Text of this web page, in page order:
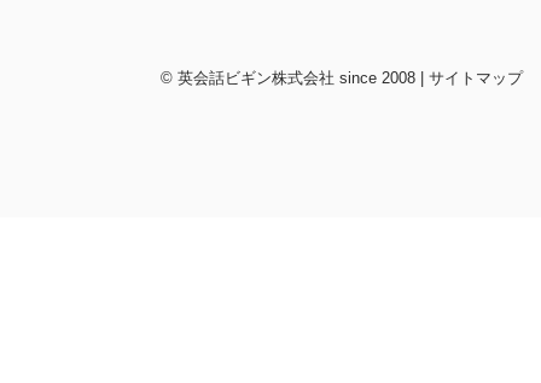
© 英会話ビギン株式会社 since 2008 | サイトマップ